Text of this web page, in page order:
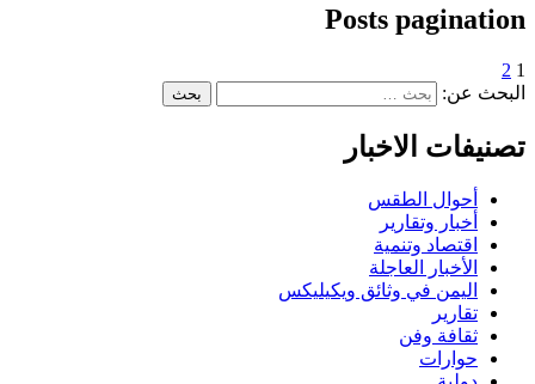
Posts pagination
1
2
البحث عن:
تصنيفات الاخبار
أحوال الطقس
أخبار وتقارير
اقتصاد وتنمية
الأخبار العاجلة
اليمن في وثائق ويكيليكس
تقارير
ثقافة وفن
حوارات